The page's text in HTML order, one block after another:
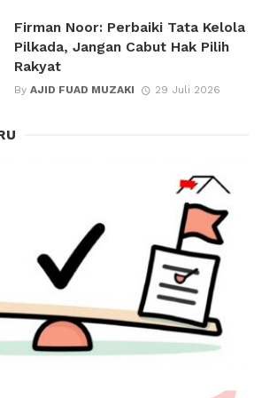
Firman Noor: Perbaiki Tata Kelola
Pilkada, Jangan Cabut Hak Pilih
Rakyat
By AJID FUAD MUZAKI 29 Juli 2026